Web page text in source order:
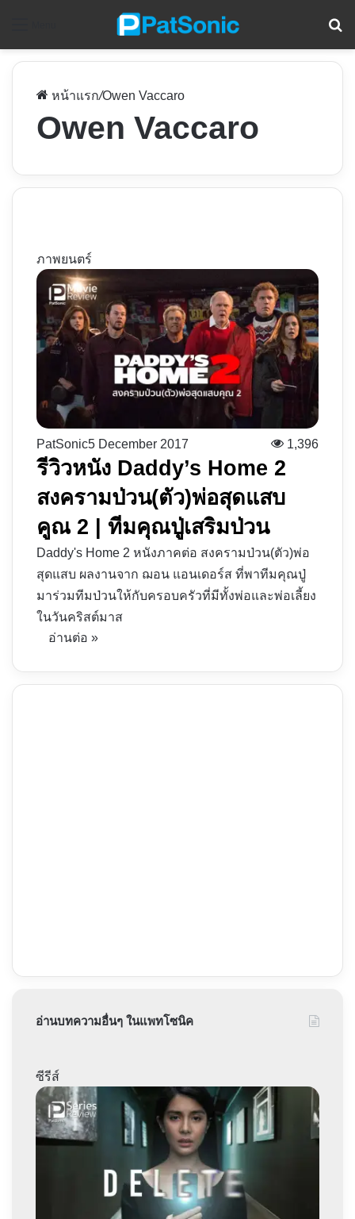
หน้าแรก/Owen Vaccaro
Owen Vaccaro
ภาพยนตร์
PatSonic5 December 2017 1,396
รีวิวหนัง Daddy’s Home 2
สงครามป่วน(ตัว)พ่อสุดแสบ
คูณ 2 | ทีมคุณปู่เสริมป่วน
Daddy's Home 2 หนังภาคต่อ สงครามป่วน(ตัว)พ่อ
สุดแสบ ผลงานจาก ฌอน แอนเดอร์ส ที่พาทีมคุณปู่
มาร่วมทีมป่วนให้กับครอบครัวที่มีทั้งพ่อและพ่อเลี้ยง
ในวันคริสต์มาส
อ่านต่อ »
อ่านบทความอื่นๆ ในแพทโซนิค
ซีรีส์